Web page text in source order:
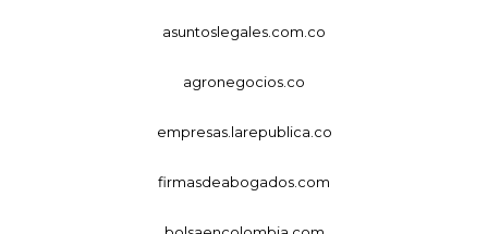
asuntoslegales.com.co
agronegocios.co
empresas.larepublica.co
firmasdeabogados.com